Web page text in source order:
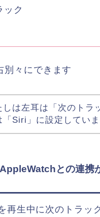
ック
別々にできます
しは左耳は「次のトラ
「Siri」に設定してい
との連携
再生中に次のトラッ